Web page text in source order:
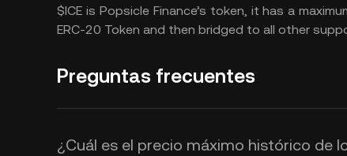
$ICE is Popsicle Finance’s token, it has a
ERC-20 Token and then bridged to all other
Preguntas frecuentes
¿Cuál es el precio máximo histórico de